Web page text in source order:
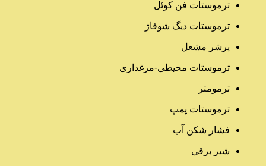
ترموستات فن کوئل
ترموستات دیگ شوفاژ
پرشر مشعل
ترموستات محیطی-مرغداری
ترمومتر
ترموستات پمپ
فشار شکن آب
شیر برقی